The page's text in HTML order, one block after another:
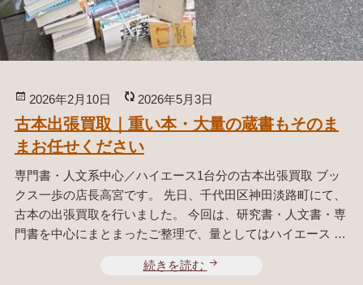
0
0
冊
門
査
投
稿
日:
2026年2月10日
更
新
2026年5月3日
古本出張買取｜重い本・大量の蔵書もそのま
まお任せください
専門書・人文系中心／ハイエース1台分の古本出張買取 ブッ
クス一歩の店長高宮です。 先日、千代田区神田淡路町にて、
古本の出張買取を行いました。 今回は、研究書・人文書・専
門書を中心にまとまったご整理で、量としてはハイエース …
続きを読む 古